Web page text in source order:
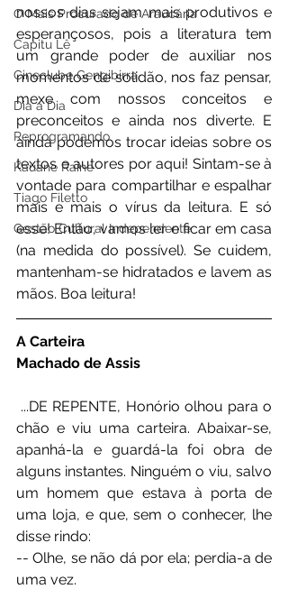
O Mais Procurado de Araucária
Capitu Lê
Cineclube Gengibirra
Dia a Dia
Reprogramando
Kauane Raine
Tiago Filetto
Gestão Cultural Independente
nossos dias sejam mais produtivos e
esperançosos, pois a literatura tem
um grande poder de auxiliar nos
momentos de solidão, nos faz pensar,
mexe com nossos conceitos e
preconceitos e ainda nos diverte. E
ainda podemos trocar ideias sobre os
textos e autores por aqui! Sintam-se à
vontade para compartilhar e espalhar
mais e mais o vírus da leitura. E só
esse! Então, vamos ler e ficar em casa
(na medida do possível). Se cuidem,
mantenham-se hidratados e lavem as
mãos. Boa leitura!
A Carteira
Machado de Assis
chão e viu uma carteira. Abaixar-se,
apanhá-la e guardá-la foi obra de
alguns instantes. Ninguém o viu, salvo
um homem que estava à porta de
uma loja, e que, sem o conhecer, lhe
disse rindo:
-- Olhe, se não dá por ela; perdia-a de
uma vez.